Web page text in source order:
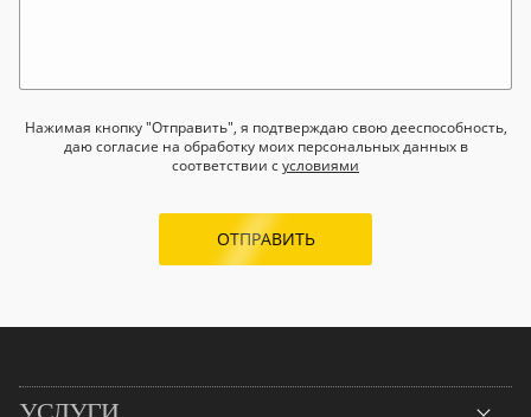
Нажимая кнопку "Отправить", я подтверждаю свою дееспособность,
даю согласие на обработку моих персональных данных в
соответствии сусловиями
ОТПРАВИТЬ